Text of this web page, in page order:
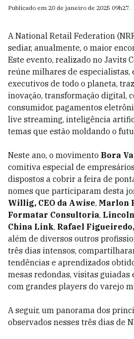
Publicado em 20 de janeiro de 2025 09h27.
A National Retail Federation
sediar, anualmente, o maior
Este evento, realizado no Javits
reúne milhares de especialistas,
executivos de todo o planeta,
inovação, transformação digital,
consumidor, pagamentos
live streaming, inteligência
temas que estão moldando o
Neste ano, o movimento Bora
comitiva especial de
dispostos a cobrir a feira de
nomes que participaram desta
Willig, CEO da Awise, Marlon
Formatar Consultoria,
China Link, Rafael
além de diversos outros
três dias intensos,
tendências e aprendizados
mesas redondas, visitas guiadas
com grandes players do varejo
A seguir, um panorama dos
observados nesses três dias de